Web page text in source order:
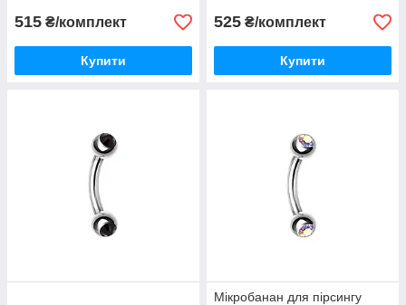
515 ₴/комплект
Купити
525 ₴/комплект
Купити
Мікробанан для пірсингу